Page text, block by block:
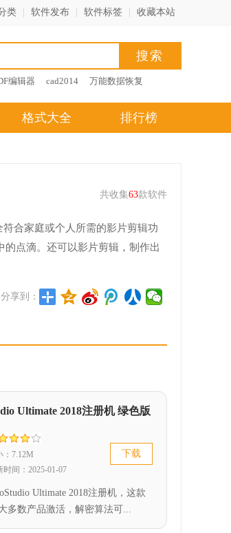
类 软件发布 软件标签 收藏本站
编辑器 cad2014 万能数据恢复
格式大全 排行榜
共收集63款软件
合家庭或个人所需的影片剪辑功
点滴。还可以影片剪辑，制作出
分享到：
Ultimate 2018注册机 绿色版
：7.12M
时间：2025-01-07
下载
Ultimate 2018注册机，这款
多数产品激活，解密算法可...